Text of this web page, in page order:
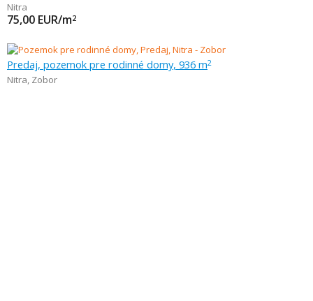
Nitra
75,00 EUR/m2
Predaj, pozemok pre rodinné domy, 936 m2
Nitra, Zobor